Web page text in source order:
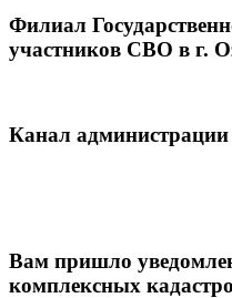
Филиал
участников СВО в г.
Канал
Вам пришло
комплексных